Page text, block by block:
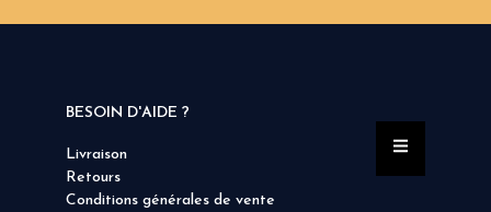
BESOIN D'AIDE ?
Livraison
Retours
Conditions générales de vente